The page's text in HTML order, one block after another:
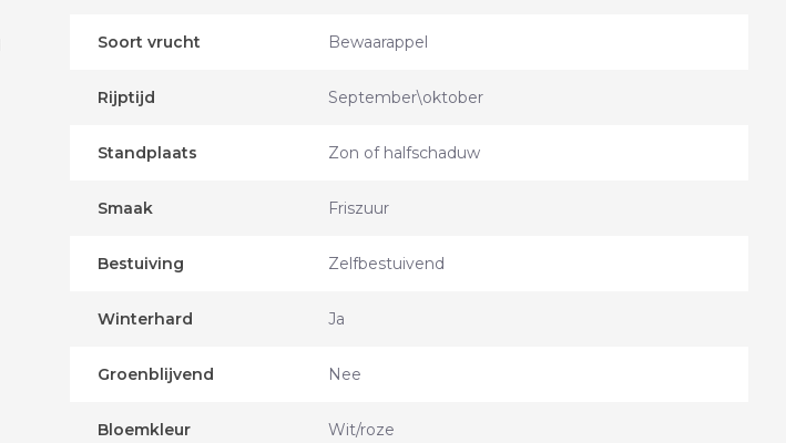
Soort vrucht Bewaarappel
Rijptijd September\oktober
Standplaats Zon of halfschaduw
Smaak Friszuur
Bestuiving Zelfbestuivend
Winterhard Ja
Groenblijvend Nee
Bloemkleur Wit/roze